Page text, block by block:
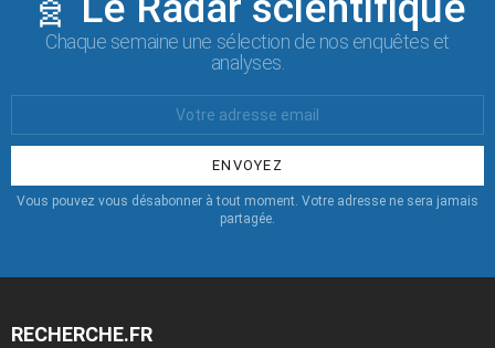
Chaque semaine une sélection de nos enquêtes et
analyses.
:
Vous pouvez vous désabonner à tout moment. Votre adresse ne sera jamais
partagée.
RECHERCHE.FR